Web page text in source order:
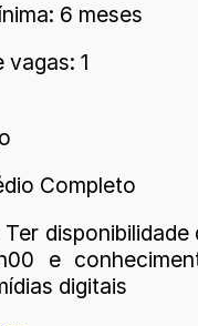
6 meses
vagas: 1
Completo
disponibilidade
e
digitais